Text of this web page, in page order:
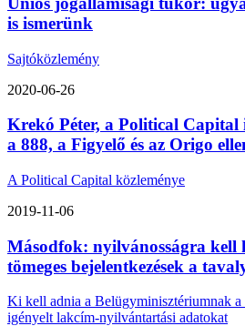
is ismerünk
Sajtóközlemény
2020-06-26
Krekó Péter, a Political
a 888, a Figyelő és az Origo
A Political Capital közleménye
2019-11-06
Másodfok: nyilvánosságra kell
tömeges bejelentkezések a
Ki kell adnia a Belügyminisztériumnak a
igényelt lakcím-nyilvántartási adatokat